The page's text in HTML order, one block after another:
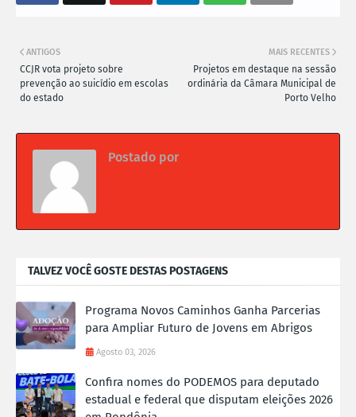
MAIS RECENTES
Projetos em destaque na sessão
ordinária da Câmara Municipal de
Porto Velho
ANTIGOS
CCJR vota projeto sobre
prevenção ao suicídio em escolas
do estado
Postado por
TALVEZ VOCÊ GOSTE DESTAS POSTAGENS
Programa Novos Caminhos Ganha Parcerias
para Ampliar Futuro de Jovens em Abrigos
Agosto 03, 2026
Confira nomes do PODEMOS para deputado
estadual e federal que disputam eleições 2026